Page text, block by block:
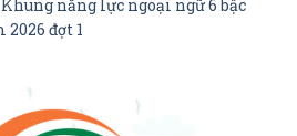
năng lực ngoại ngữ 6 bậc
đợt 1